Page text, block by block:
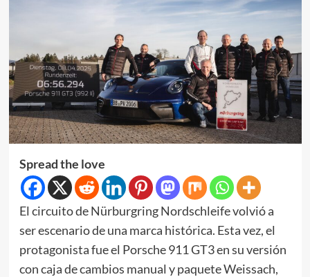
Spread the love
El circuito de Nürburgring Nordschleife volvió a
ser escenario de una marca histórica. Esta vez, el
protagonista fue el Porsche 911 GT3 en su versión
con caja de cambios manual y paquete Weissach,